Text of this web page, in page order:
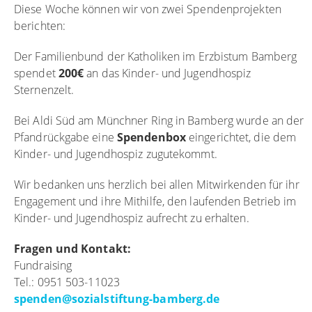
Diese Woche können wir von zwei Spendenprojekten
berichten:
Der Familienbund der Katholiken im Erzbistum Bamberg
spendet200€an das Kinder- und Jugendhospiz
Sternenzelt.
Bei Aldi Süd am Münchner Ring in Bamberg wurde an der
Pfandrückgabe eine Spendenbox eingerichtet, die dem
Kinder- und Jugendhospiz zugutekommt.
Wir bedanken uns herzlich bei allen Mitwirkenden für ihr
Engagement und ihre Mithilfe, den laufenden Betrieb im
Kinder- und Jugendhospiz aufrecht zu erhalten.
Fragen und Kontakt:
Fundraising
Tel.: 0951 503-11023
spenden@sozialstiftung-bamberg.de